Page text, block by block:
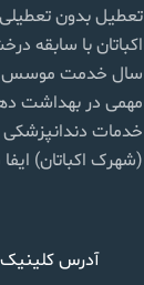
تعطیل بدون
سال خدمت موسس
مهمی در بهداشت
خدمات دندانپزشکی
(شهرک اکباتان)
آدرس